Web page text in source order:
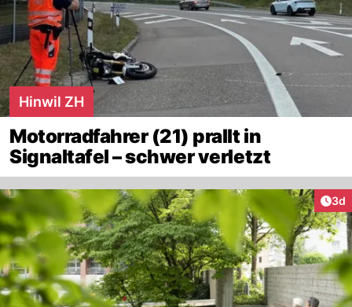
Hinwil ZH
Motorradfahrer (21) prallt in
Signaltafel – schwer verletzt
3d